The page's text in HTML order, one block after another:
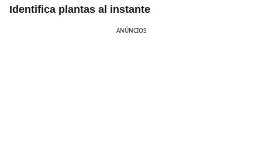
Identifica plantas al instante
ANÚNCIOS